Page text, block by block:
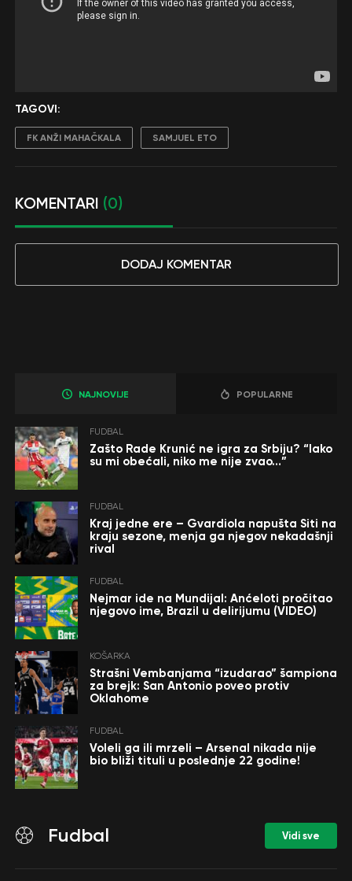
TAGOVI:
FK ANŽI MAHAČKALA SAMJUEL ETO
KOMENTARI (0)
DODAJ KOMENTAR
NAJNOVIJE POPULARNE
FUDBAL
Zašto Rade Krunić ne igra za Srbiju? “Iako
su mi obećali, niko me nije zvao…”
FUDBAL
Kraj jedne ere – Gvardiola napušta Siti na
kraju sezone, menja ga njegov nekadašnji
rival
FUDBAL
Nejmar ide na Mundijal: Anćeloti pročitao
njegovo ime, Brazil u delirijumu (VIDEO)
KOŠARKA
Strašni Vembanjama “izudarao” šampiona
za brejk: San Antonio poveo protiv
Oklahome
FUDBAL
Voleli ga ili mrzeli – Arsenal nikada nije
bio bliži tituli u poslednje 22 godine!
Fudbal Vidi sve